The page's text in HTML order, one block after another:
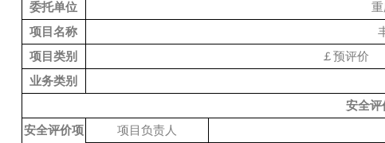
委托单位
项目名称
项目类别
￡预评价
业务类别
安全评
安全评价项
项目负责人